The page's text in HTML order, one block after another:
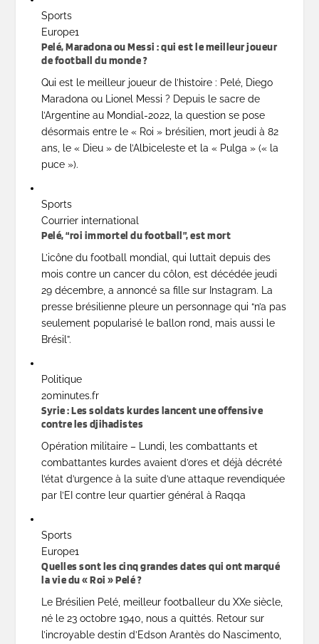
Sports
Europe1
Pelé, Maradona ou Messi : qui est le meilleur joueur
de football du monde ?
Qui est le meilleur joueur de l’histoire : Pelé, Diego
Maradona ou Lionel Messi ? Depuis le sacre de
l’Argentine au Mondial-2022, la question se pose
désormais entre le « Roi » brésilien, mort jeudi à 82
ans, le « Dieu » de l’Albiceleste et la « Pulga » (« la
puce »).
Sports
Courrier international
Pelé, “roi immortel du football”, est mort
L’icône du football mondial, qui luttait depuis des
mois contre un cancer du côlon, est décédée jeudi
29 décembre, a annoncé sa fille sur Instagram. La
presse brésilienne pleure un personnage qui “n’a pas
seulement popularisé le ballon rond, mais aussi le
Brésil”.
Politique
20minutes.fr
Syrie : Les soldats kurdes lancent une offensive
contre les djihadistes
Opération militaire – Lundi, les combattants et
combattantes kurdes avaient d’ores et déjà décrété
l’état d’urgence à la suite d’une attaque revendiquée
par l’EI contre leur quartier général à Raqqa
Sports
Europe1
Quelles sont les cinq grandes dates qui ont marqué
la vie du « Roi » Pelé ?
Le Brésilien Pelé, meilleur footballeur du XXe siècle,
né le 23 octobre 1940, nous a quittés. Retour sur
l’incroyable destin d’Edson Arantès do Nascimento,